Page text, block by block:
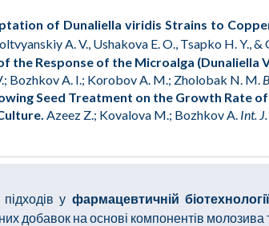
of Dunaliella viridis Strains to
A. V., Ushakova E. O., Tsapko H. Y.,
the Response of the Microalga (Dunaliella
Bozhkov A. I.; Korobov A. M.; Zholobak N. M.
Seed Treatment on the Growth Rate
Azeez Z.; Kovalova M.; Bozhkov A. Int.
у фармацевтичній
добавок на основі компонентів молозива